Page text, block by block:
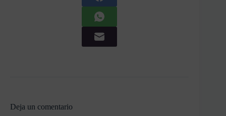
Deja un comentario